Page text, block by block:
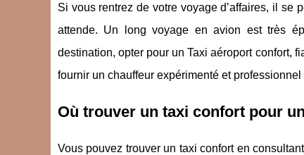
Si vous rentrez de votre voyage d’affaires, il se
attende. Un long voyage en avion est très
destination, opter pour un Taxi aéroport confort,
fournir un chauffeur expérimenté et
Où trouver un taxi confort pour
Vous pouvez trouver un taxi confort en